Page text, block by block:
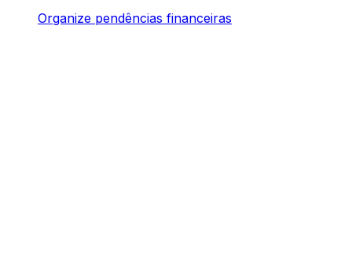
Organize pendências financeiras